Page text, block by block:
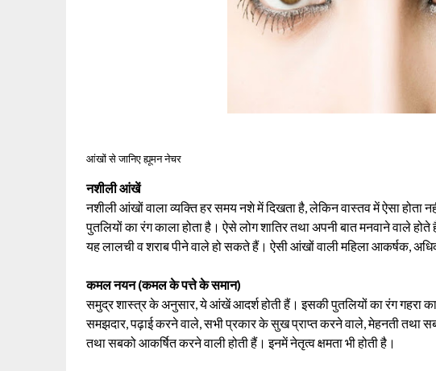
आंखों से जानिए ह्यूमन नेचर
नशीली आंखें
नशीली आंखों वाला व्यक्ति हर समय नशे में दिखता है, लेकिन वास्तव में ऐसा
पुतलियों का रंग काला होता है। ऐसे लोग शातिर तथा अपनी बात मनवाने वाले
यह लालची व शराब पीने वाले हो सकते हैं। ऐसी आंखों वाली महिला आकर्षक,
कमल नयन (कमल के पत्ते के समान)
समुद्र शास्त्र के अनुसार, ये आंखें आदर्श होती हैं। इसकी पुतलियों का रंग गहरा
समझदार, पढ़ाई करने वाले, सभी प्रकार के सुख प्राप्त करने वाले, मेहनती तथा
तथा सबको आकर्षित करने वाली होती हैं। इनमें नेतृत्व क्षमता भी होती है।